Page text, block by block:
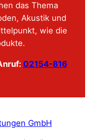
das Thema
Akustik und
wie die
02154-816
GmbH